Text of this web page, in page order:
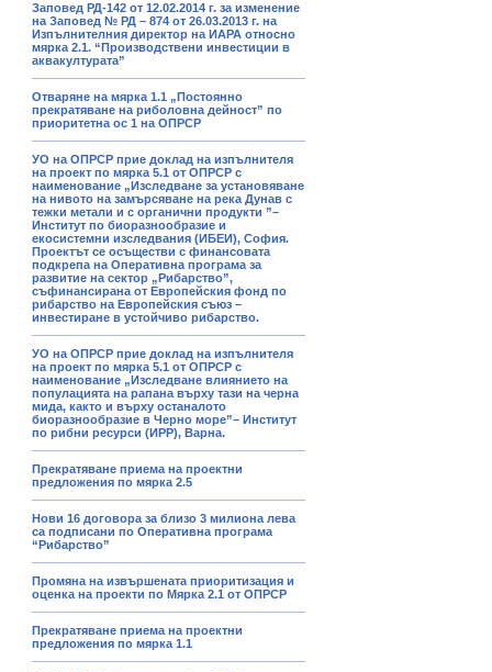
Заповед РД-142 от 12.02.2014 г. за изменение
на Заповед № РД – 874 от 26.03.2013 г. на
Изпълнителния директор на ИАРА относно
мярка 2.1. “Производствени инвестиции в
аквакултурата”
Отваряне на мярка 1.1 „Постоянно
прекратяване на риболовна дейност” по
приоритетна ос 1 на ОПРСР
УО на ОПРСР прие доклад на изпълнителя
на проект по мярка 5.1 от ОПРСР с
наименование „Изследване за установяване
на нивото на замърсяване на река Дунав с
тежки метали и с органични продукти ”–
Институт по биоразнообразие и
екосистемни изследвания (ИБЕИ), София.
Проектът се осъществи с финансовата
подкрепа на Оперативна програма за
развитие на сектор „Рибарство”,
съфинансирана от Европейския фонд по
рибарство на Европейския съюз –
инвестиране в устойчиво рибарство.
УО на ОПРСР прие доклад на изпълнителя
на проект по мярка 5.1 от ОПРСР с
наименование „Изследване влиянието на
популацията на рапана върху тази на черна
мида, както и върху останалото
биоразнообразие в Черно море”– Институт
по рибни ресурси (ИРР), Варна.
Прекратяване приема на проектни
предложения по мярка 2.5
Нови 16 договора за близо 3 милиона лева
са подписани по Оперативна програма
“Рибарство”
Промяна на извършената приоритизация и
оценка на проекти по Мярка 2.1 от ОПРСР
Прекратяване приема на проектни
предложения по мярка 1.1